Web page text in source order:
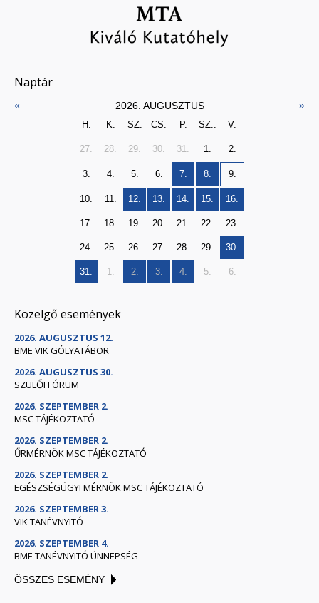
Naptár
« 2026. AUGUSZTUS »
H. K. SZ. CS. P. SZ.. V.
27. 28. 29. 30. 31. 1. 2.
3. 4. 5. 6. 7. 8. 9.
10. 11. 12. 13. 14. 15. 16.
17. 18. 19. 20. 21. 22. 23.
24. 25. 26. 27. 28. 29. 30.
31. 1. 2. 3. 4. 5. 6.
Közelgő események
2026. AUGUSZTUS 12.
BME VIK GÓLYATÁBOR
2026. AUGUSZTUS 30.
SZÜLŐI FÓRUM
2026. SZEPTEMBER 2.
MSC TÁJÉKOZTATÓ
2026. SZEPTEMBER 2.
ŰRMÉRNÖK MSC TÁJÉKOZTATÓ
2026. SZEPTEMBER 2.
EGÉSZSÉGÜGYI MÉRNÖK MSC TÁJÉKOZTATÓ
2026. SZEPTEMBER 3.
VIK TANÉVNYITÓ
2026. SZEPTEMBER 4.
BME TANÉVNYITÓ ÜNNEPSÉG
ÖSSZES ESEMÉNY